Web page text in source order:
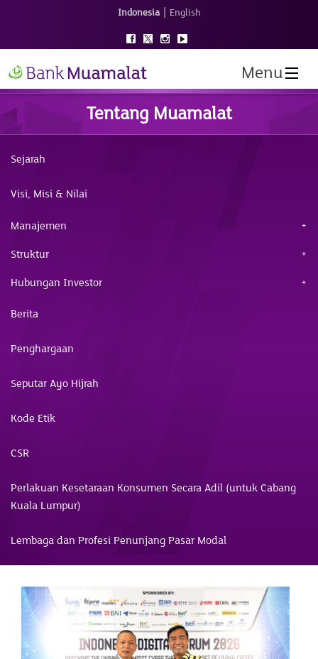
Indonesia | English
Menu
Tentang Muamalat
Sejarah
Visi, Misi & Nilai
Manajemen
Struktur
Hubungan Investor
Berita
Penghargaan
Seputar Ayo Hijrah
Kode Etik
CSR
Perlakuan Kesetaraan Konsumen Secara Adil (untuk Cabang
Kuala Lumpur)
Lembaga dan Profesi Penunjang Pasar Modal